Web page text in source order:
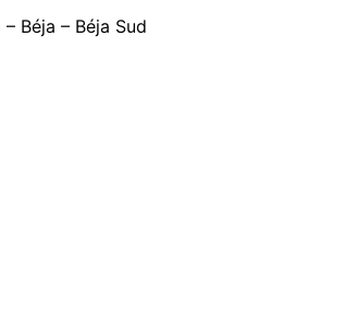
Béja – Béja Sud